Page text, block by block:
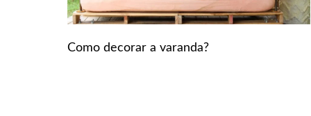
Como decorar a varanda?